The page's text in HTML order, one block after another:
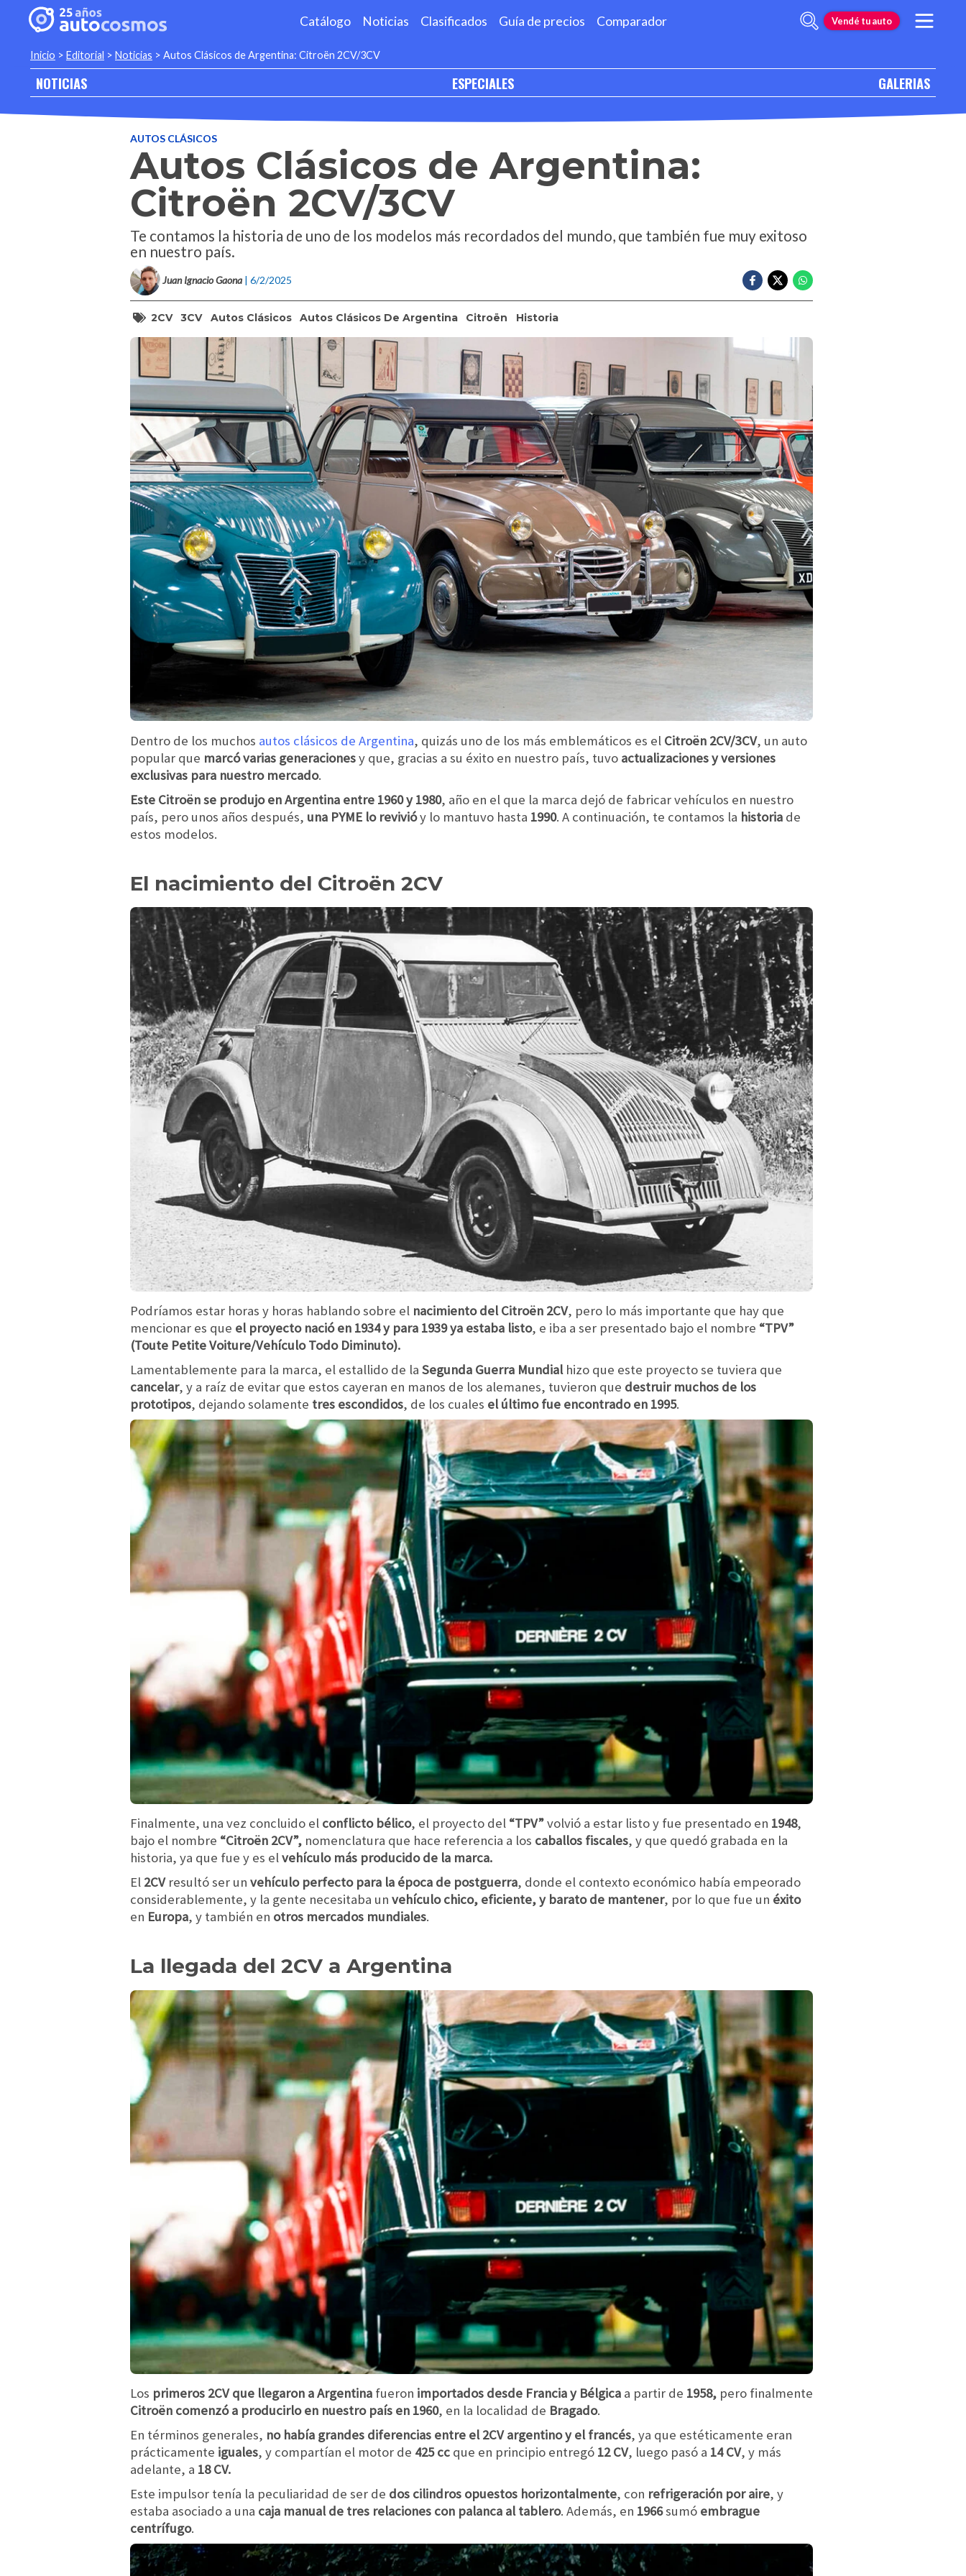
Catálogo Noticias Clasificados Guía de precios Comparador Vendé tu auto
Inicio > Editorial > Noticias > Autos Clásicos de Argentina: Citroën 2CV/3CV
NOTICIAS ESPECIALES GALERIAS
AUTOS CLÁSICOS
Autos Clásicos de Argentina:
Citroën 2CV/3CV
Te contamos la historia de uno de los modelos más recordados del mundo, que también fue muy exitoso
en nuestro país.
Juan Ignacio Gaona | 6/2/2025
2CV 3CV Autos Clásicos Autos Clásicos De Argentina Citroën Historia
Dentro de los muchos autos clásicos de Argentina, quizás uno de los más emblemáticos es el Citroën 2CV/3CV, un auto
popular que marcó varias generacionesy que, gracias a su éxito en nuestro país, tuvo actualizaciones y versiones
exclusivas para nuestro mercado.
Este Citroën se produjo en Argentina entre 1960 y 1980, año en el que la marca dejó de fabricar vehículos en nuestro
país, pero unos años después, una PYME lo revivióy lo mantuvo hasta 1990. A continuación, te contamos la historia de
estos modelos.
El nacimiento del Citroën 2CV
Podríamos estar horas y horas hablando sobre el nacimiento del Citroën 2CV, pero lo más importante que hay que
mencionar es que el proyecto nació en 1934 y para 1939 ya estaba listo, e iba a ser presentado bajo el nombre “TPV”
(Toute Petite Voiture/Vehículo Todo Diminuto).
Lamentablemente para la marca, el estallido de la Segunda Guerra Mundialhizo que este proyecto se tuviera que
cancelar, y a raíz de evitar que estos cayeran en manos de los alemanes, tuvieron que destruir muchos de los
prototipos, dejando solamente tres escondidos, de los cuales el último fue encontrado en 1995.
Finalmente, una vez concluido el conflicto bélico, el proyecto del “TPV”volvió a estar listo y fue presentado en 1948,
bajo el nombre “Citroën 2CV”, nomenclatura que hace referencia a los caballos fiscales, y que quedó grabada en la
historia, ya que fue y es elvehículo más producido de la marca.
El 2CV resultó ser un vehículo perfecto para la época de postguerra, donde el contexto económico había empeorado
considerablemente, y la gente necesitaba un vehículo chico, eficiente, y barato de mantener, por lo que fue un éxito
en Europa, y también en otros mercados mundiales.
La llegada del 2CV a Argentina
Los primeros 2CV que llegaron a Argentina fueron importados desde Francia y Bélgica a partir de 1958, pero finalmente
Citroën comenzó a producirlo en nuestro país en 1960, en la localidad de Bragado.
En términos generales, no había grandes diferencias entre el 2CV argentino y el francés, ya que estéticamente eran
prácticamente iguales, y compartían el motor de 425 cc que en principio entregó 12 CV, luego pasó a 14 CV, y más
adelante, a 18 CV.
Este impulsor tenía la peculiaridad de ser de dos cilindros opuestos horizontalmente, con refrigeración por aire, y
estaba asociado a una caja manual de tres relaciones con palanca al tablero. Además, en 1966sumó embrague
centrífugo.